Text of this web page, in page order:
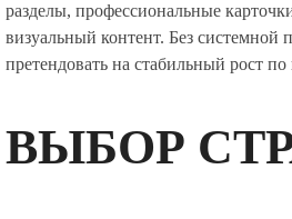
разделы, профессиональные
визуальный контент. Без системной
претендовать на стабильный рост
ВЫБОР